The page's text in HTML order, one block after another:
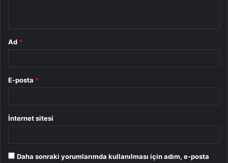
Ad *
E-posta *
İnternet sitesi
Daha sonraki yorumlarımda kullanılması için adım, e-posta